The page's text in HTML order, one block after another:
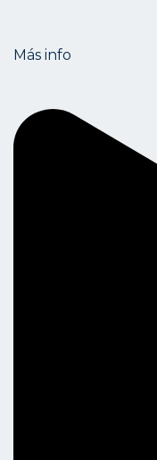
Más info